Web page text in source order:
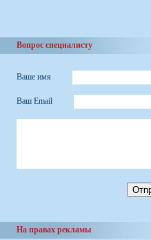
Вопрос специалисту
Ваше имя
Ваш Email
На правах рекламы